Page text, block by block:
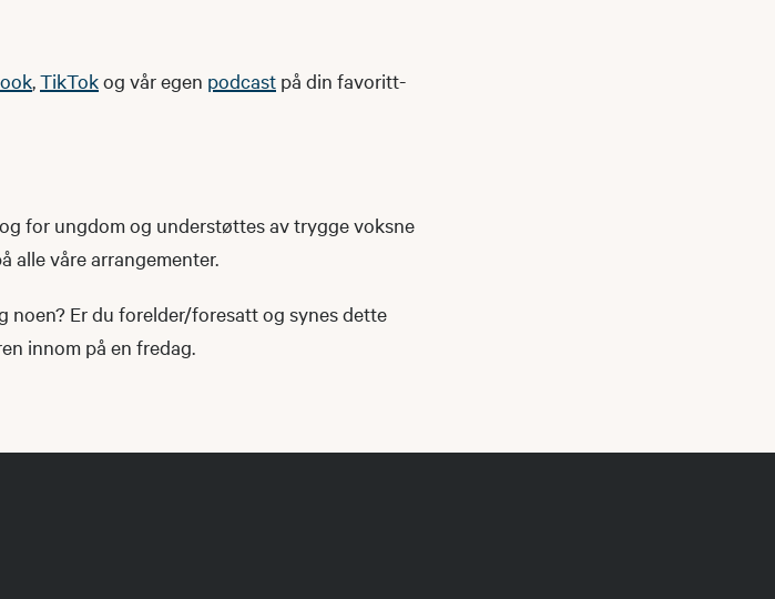
,TikTokog vår egen podcast på din favoritt-
for ungdom og understøttes av trygge voksne
alle våre arrangementer.
noen? Er du forelder/foresatt og synes dette
innom på en fredag.